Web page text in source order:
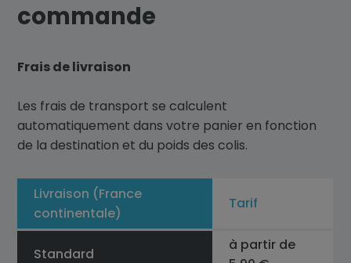
commande
Frais de livraison
Les frais de transport se calculent
automatiquement dans votre panier en fonction
de la destination et du poids des colis.
Livraison (France
continentale)
Tarif
Standard
à partir de